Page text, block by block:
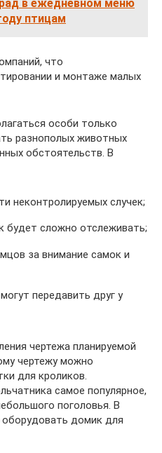
в ежедневном меню
птицам
что
и монтаже малых
особи только
разнополых животных
обстоятельств. В
неконтролируемых случек;
будет сложно отслеживать;
за внимание самок и
передавить друг у
чертежа планируемой
чертежу можно
для кроликов.
самое популярное,
поголовья. В
домик для